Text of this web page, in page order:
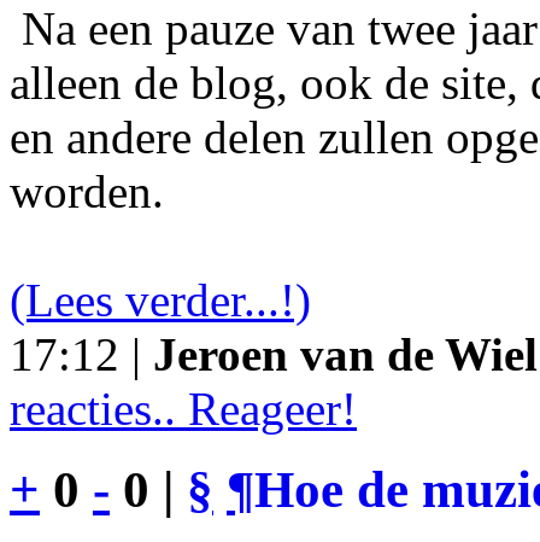
Na een pauze van twee
alleen de blog, ook de site,
en andere delen zullen
worden.
(Lees verder...!)
17:12 | Jeroen van de Wiel
reacties.. Reageer!
+ 0 - 0 | § ¶Hoe de